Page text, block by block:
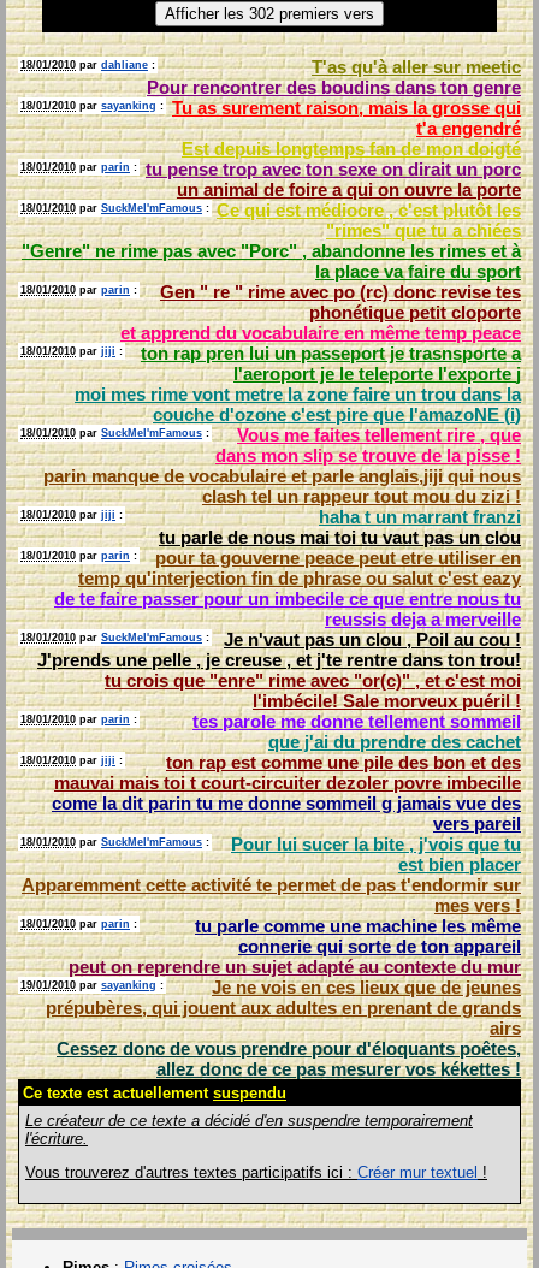
18/01/2010 par dahliane : T'as qu'à aller surmeetic
Pour rencontrer des boudins dans tongenre
18/01/2010 par sayanking :
Tu as surement raison, mais la grosse qui
t'aengendré
Est depuis longtemps fan de mondoigté
18/01/2010 par parin : tu pense trop avec ton sexe on dirait unporc
un animal de foire a qui on ouvre laporte
18/01/2010 par SuckMeI'mFamous : Ce qui est médiocre , c'est plutôt les
"rimes" que tu achiées
"Genre" ne rime pas avec "Porc" , abandonne les rimes et à
la place va faire dusport
18/01/2010 par parin :
Gen " re " rime avec po (rc) donc revise tes
phonétique petitcloporte
et apprend du vocabulaire en même temppeace
18/01/2010 par jiji :
ton rap pren lui un passeport je trasnsporte a
l'aeroport je le teleporte l'exportej
moi mes rime vont metre la zone faire un trou dans la
couche d'ozone c'est pire que l'amazoNE (i)
18/01/2010 par SuckMeI'mFamous :
Vous me faites tellement rire , que
dans mon slip se trouve de lapisse!
parin manque de vocabulaire et parle anglais,jiji qui nous
clash tel un rappeur tout mou duzizi!
18/01/2010 par jiji : haha t un marrantfranzi
tu parle de nous mai toi tu vaut pas unclou
18/01/2010 par parin :
pour ta gouverne peace peut etre utiliser en
temp qu'interjection fin de phrase ou salut c'esteazy
de te faire passer pour un imbecile ce que entre nous tu
reussis deja amerveille
18/01/2010 par SuckMeI'mFamous :
Je n'vaut pas un clou , Poil au cou !
J'prends une pelle , je creuse , et j'te rentre dans tontrou!
tu crois que "enre" rime avec "or(c)" , et c'est moi
l'imbécile! Sale morveuxpuéril!
18/01/2010 par parin : tes parole me donne tellementsommeil
que j'ai du prendre descachet
18/01/2010 par jiji :
ton rap est comme une pile des bon et des
mauvai mais toi t court-circuiter dezoler povreimbecille
come la dit parin tu me donne sommeil g jamais vue des
verspareil
18/01/2010 par SuckMeI'mFamous :
Pour lui sucer la bite , j'vois que tu
est bienplacer
Apparemment cette activité te permet de pas t'endormir sur
mesvers!
18/01/2010 par parin :
tu parle comme une machine les même
connerie qui sorte de tonappareil
peut on reprendre un sujet adapté au contexte dumur
19/01/2010 par sayanking :
Je ne vois en ces lieux que de jeunes
prépubères, qui jouent aux adultes en prenant de grands
airs
Cessez donc de vous prendre pour d'éloquants poêtes,
allez donc de ce pas mesurer voskékettes!
Ce texte est actuellement suspendu
Le créateur de ce texte a décidé d'en suspendre temporairement
l'écriture.
Vous trouverez d'autres textes participatifs ici : Créer mur textuel !